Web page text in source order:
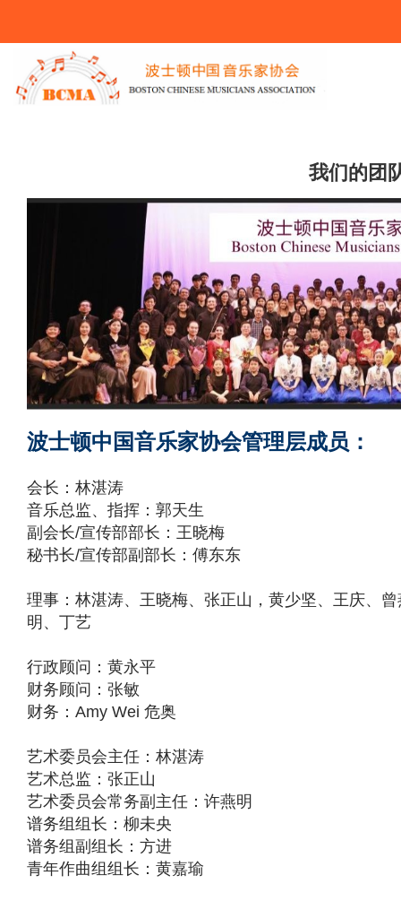
我们的团
波士顿中国音乐家协会管理层成员：
会长：林湛涛
音乐总监、指挥：郭天生
副会长/宣传部部长：王晓梅
秘书长/宣传部副部长：傅东东
理事：林湛涛、王晓梅、张正山，黄少坚、王庆、
明、丁艺
行政顾问：黄永平
财务顾问：张敏
财务：Amy Wei 危奥
艺术委员会主任：林湛涛
艺术总监：张正山
艺术委员会常务副主任：许燕明
谱务组组长：柳未央
谱务组副组长：方进
青年作曲组组长：黄嘉瑜